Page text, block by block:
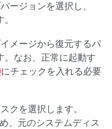
ージョンを選択し、
メージから復元するパ
。なお、正常に起動す
にチェックを入れる必要
クを選択します。
、元のシステムディス